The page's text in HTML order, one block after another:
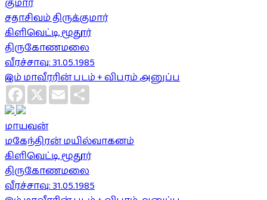
குமார்
சதாசிவம் திருக்குமார்
கிளிவெட்டி, மூதூர்
திருகோணமலை
வீரச்சாவு: 31.05.1985
இம் மாவீரரின் படம் + விபரம் அனுப்ப
Facebook
X Email
மாயவன்
மகேந்திரன் மயில்வாகனம்
கிளிவெட்டி, மூதூர்
திருகோணமலை
வீரச்சாவு: 31.05.1985